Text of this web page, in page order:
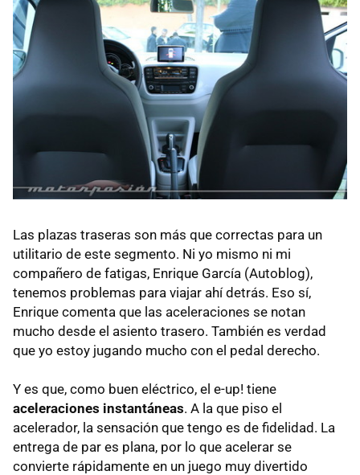
Las plazas traseras son más que correctas para un
utilitario de este segmento. Ni yo mismo ni mi
compañero de fatigas, Enrique García (Autoblog),
tenemos problemas para viajar ahí detrás. Eso sí,
Enrique comenta que las aceleraciones se notan
mucho desde el asiento trasero. También es verdad
que yo estoy jugando mucho con el pedal derecho.
Y es que, como buen eléctrico, el e-up! tiene
aceleraciones instantáneas. A la que piso el
acelerador, la sensación que tengo es de fidelidad. La
entrega de par es plana, por lo que acelerar se
convierte rápidamente en un juego muy divertido